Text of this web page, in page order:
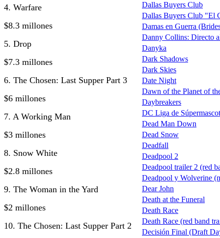
4. Warfare
$8.3 millones
5. Drop
$7.3 millones
6. The Chosen: Last Supper Part 3
$6 millones
7. A Working Man
$3 millones
8. Snow White
$2.8 millones
9. The Woman in the Yard
$2 millones
10. The Chosen: Last Supper Part 2
Dallas Buyers Club
Dallas Buyers Club "El
Damas en Guerra
Danny Collins: Directo
Danyka
Dark Shadows
Dark Skies
Date Night
Dawn of the Planet of
Daybreakers
DC Liga de
Dead Man Down
Dead Snow
Deadfall
Deadpool 2
Deadpool trailer 2 (red
Deadpool y Wolverine
Dear John
Death at the Funeral
Death Race
Death Race (red band
Decisión Final (Draft